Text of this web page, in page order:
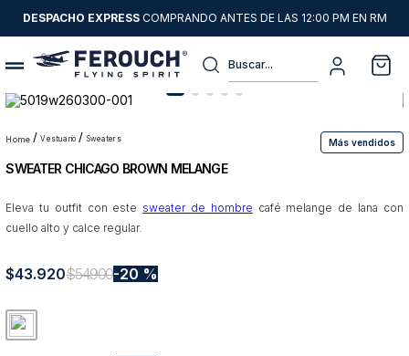
DESPACHO EXPRESSCOMPRANDO ANTES DE LAS 12:00 PM EN RM
Buscar...
vestuario sweaters Más vendidos
SWEATER CHICAGO BROWN MELANGE
Eleva tu outfit con este sweater de hombre café melange de lana con
cuello alto y calce regular.
$43.920$54.900 20 %
1.
sweater
2.
chaquetas
3.
pantalon
camisas
5.
chaqueta cuero
7.